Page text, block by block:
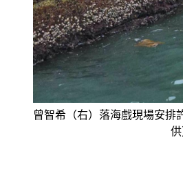
曾智希（右）落海戲現場安排
供